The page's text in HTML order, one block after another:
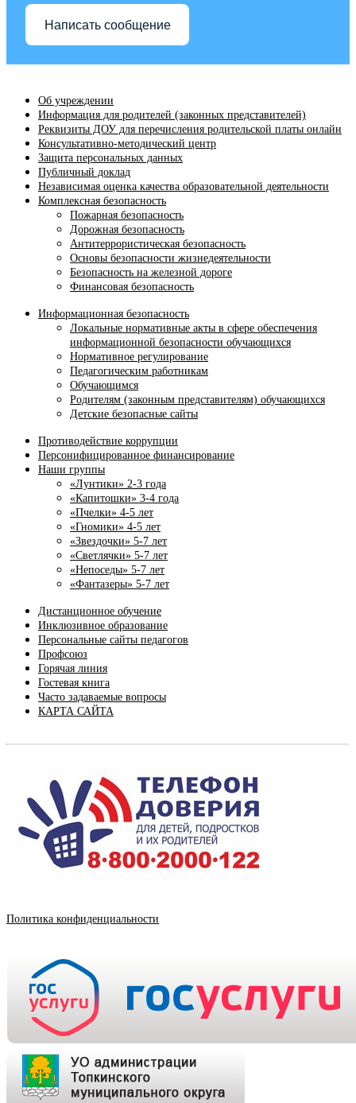
Написать сообщение
Об учреждении
Информация для родителей (законных представителей)
Реквизиты ДОУ для перечисления родительской платы онлайн
Консультативно-методический центр
Защита персональных данных
Публичный доклад
Независимая оценка качества образовательной деятельности
Комплексная безопасность
Пожарная безопасность
Дорожная безопасность
Антитеррористическая безопасность
Основы безопасности жизнедеятельности
Безопасность на железной дороге
Финансовая безопасность
Информационная безопасность
Локальные нормативные акты в сфере обеспечения
информационной безопасности обучающихся
Нормативное регулирование
Педагогическим работникам
Обучающимся
Родителям (законным представителям) обучающихся
Детские безопасные сайты
Противодействие коррупции
Персонифицированное финансирование
Наши группы
«Лунтики» 2-3 года
«Капитошки» 3-4 года
«Пчелки» 4-5 лет
«Гномики» 4-5 лет
«Звездочки» 5-7 лет
«Светлячки» 5-7 лет
«Непоседы» 5-7 лет
«Фантазеры» 5-7 лет
Дистанционное обучение
Инклюзивное образование
Персональные сайты педагогов
Профсоюз
Горячая линия
Гостевая книга
Часто задаваемые вопросы
КАРТА САЙТА
Политика конфиденциальности